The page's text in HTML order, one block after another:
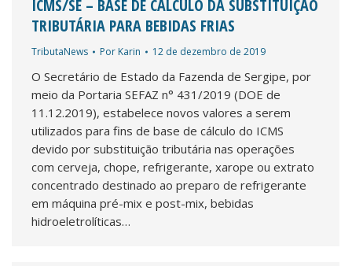
ICMS/SE – BASE DE CÁLCULO DA SUBSTITUIÇÃO
TRIBUTÁRIA PARA BEBIDAS FRIAS
TributaNews Por Karin 12 de dezembro de 2019
O Secretário de Estado da Fazenda de Sergipe, por
meio da Portaria SEFAZ n° 431/2019 (DOE de
11.12.2019), estabelece novos valores a serem
utilizados para fins de base de cálculo do ICMS
devido por substituição tributária nas operações
com cerveja, chope, refrigerante, xarope ou extrato
concentrado destinado ao preparo de refrigerante
em máquina pré-mix e post-mix, bebidas
hidroeletrolíticas…